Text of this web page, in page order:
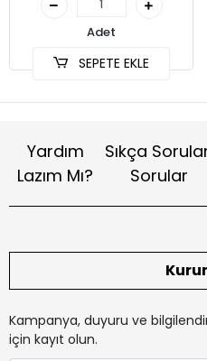
Adet
SEPETE EKLE
Yardım
Lazım Mı?
Sıkça
Sorular
Kampanya, duyuru ve
için kayıt olun.